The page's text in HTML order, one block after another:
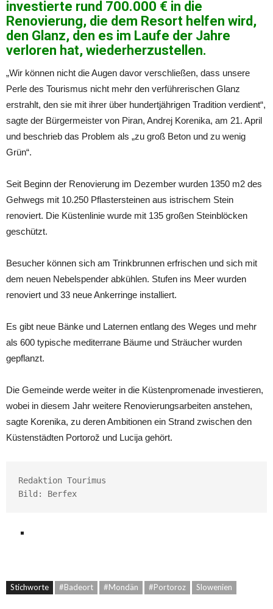
investierte rund 700.000 € in die
Renovierung, die dem Resort helfen wird,
den Glanz, den es im Laufe der Jahre
verloren hat, wiederherzustellen.
„Wir können nicht die Augen davor verschließen, dass unsere
Perle des Tourismus nicht mehr den verführerischen Glanz
erstrahlt, den sie mit ihrer über hundertjährigen Tradition verdient“,
sagte der Bürgermeister von Piran, Andrej Korenika, am 21. April
und beschrieb das Problem als „zu groß Beton und zu wenig
Grün“.
Seit Beginn der Renovierung im Dezember wurden 1350 m2 des
Gehwegs mit 10.250 Pflastersteinen aus istrischem Stein
renoviert. Die Küstenlinie wurde mit 135 großen Steinblöcken
geschützt.
Besucher können sich am Trinkbrunnen erfrischen und sich mit
dem neuen Nebelspender abkühlen. Stufen ins Meer wurden
renoviert und 33 neue Ankerringe installiert.
Es gibt neue Bänke und Laternen entlang des Weges und mehr
als 600 typische mediterrane Bäume und Sträucher wurden
gepflanzt.
Die Gemeinde werde weiter in die Küstenpromenade investieren,
wobei in diesem Jahr weitere Renovierungsarbeiten anstehen,
sagte Korenika, zu deren Ambitionen ein Strand zwischen den
Küstenstädten Portorož und Lucija gehört.
Redaktion Tourimus
Bild: Berfex
Stichworte #Badeort #Mondän #Portoroz Slowenien